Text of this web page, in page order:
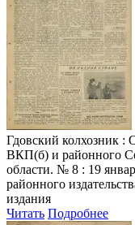
Гдовский колхозник :
ВКП(б) и районного
области. № 8 : 19
районного
издания
Читать Подробнее